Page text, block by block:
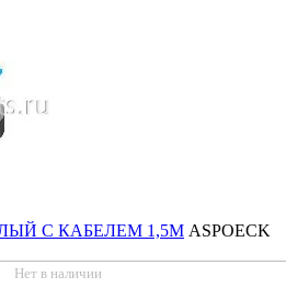
С КАБЕЛЕМ 1,5М ASPOECK
Нет в наличии